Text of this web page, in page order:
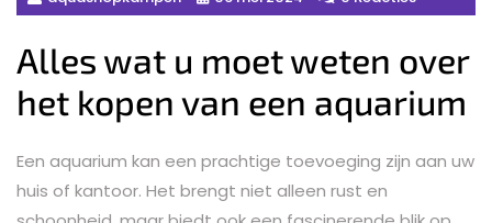
Alles wat u moet weten over
het kopen van een aquarium
Een aquarium kan een prachtige toevoeging zijn aan uw
huis of kantoor. Het brengt niet alleen rust en